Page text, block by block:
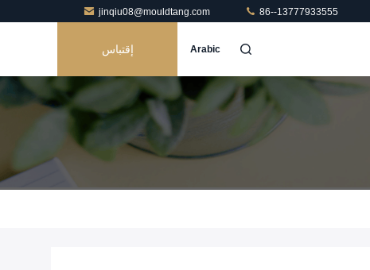
jinqiu08@mouldtang.com 86--13777933555
Arabic إقتباس